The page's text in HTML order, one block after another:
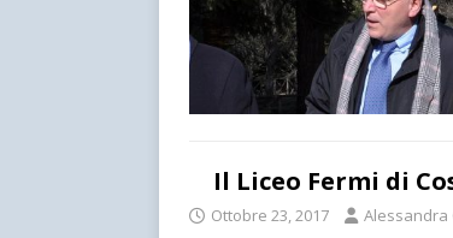
Il Liceo Fermi di
Ottobre 23, 2017 Alessandra